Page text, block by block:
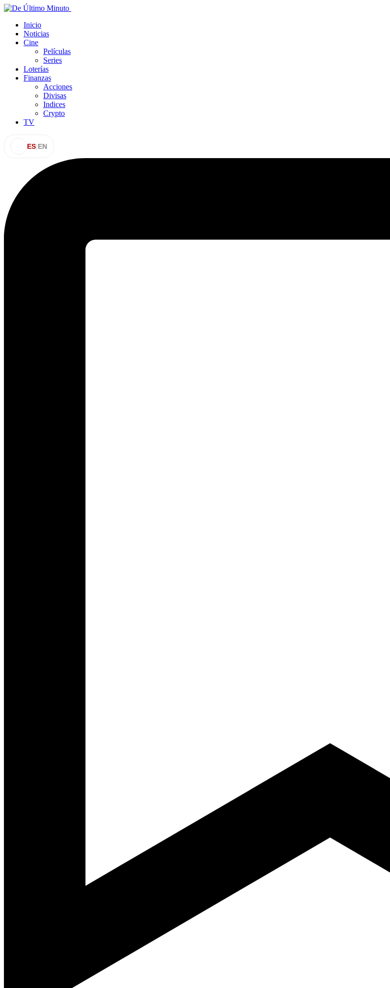
Inicio
Noticias
Cine
Películas
Series
Loterías
Finanzas
Acciones
Divisas
Indices
Crypto
TV
ES|EN